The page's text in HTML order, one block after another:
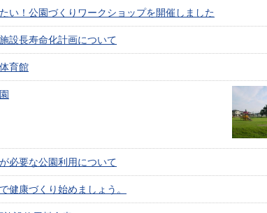
い！公園づくりワークショップを開催しました
設長寿命化計画について
育館
必要な公園利用について
健康づくり始めましょう。